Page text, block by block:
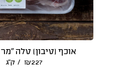
אוכף (טיבון) טלה
₪227 / ק״ג